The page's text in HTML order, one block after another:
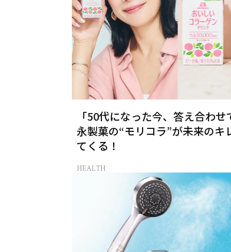
「50代になった今、答え合わ
永製菓の“モリコラ”が未来のキ
てくる！
HEALTH